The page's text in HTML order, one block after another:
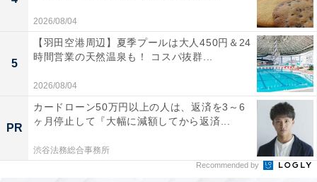
2026/08/04
5
【羽田空港周辺】夏季プールは大人450円＆24
時間営業の天然温泉も！ コスパ抜群...
2026/08/04
PR
カードローン50万円以上の人は、返済を3～6
ヶ月停止して『大幅に減額してから返済...
渋谷法務総合事務所
Recommended by